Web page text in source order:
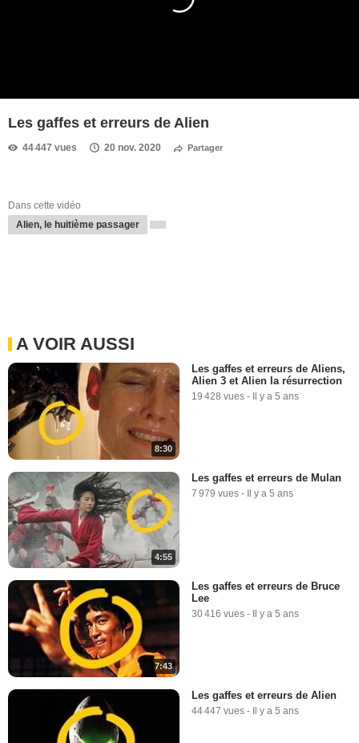
Les gaffes et erreurs de Alien
44 447 vues 20 nov. 2020 Partager
Dans cette vidéo
Alien, le huitième passager
A VOIR AUSSI
8:30
Les gaffes et erreurs de Aliens,
Alien 3 et Alien la résurrection
19 428 vues - Il y a 5 ans
4:55
Les gaffes et erreurs de Mulan
7 979 vues - Il y a 5 ans
7:43
Les gaffes et erreurs de Bruce
Lee
30 416 vues - Il y a 5 ans
Les gaffes et erreurs de Alien
44 447 vues - Il y a 5 ans